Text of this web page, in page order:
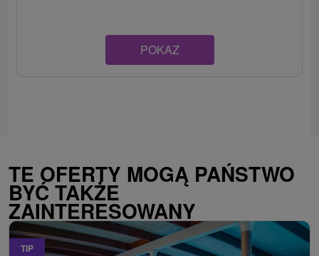
POKAZ
TE OFERTY MOGĄ PAŃSTWO
BYĆ TAKŻE
ZAINTERESOWANY
TIP